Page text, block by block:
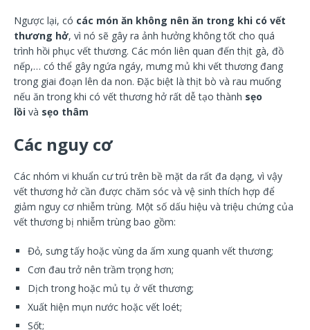
Ngược lại, có các món ăn không nên ăn trong khi có vết
thương hở, vì nó sẽ gây ra ảnh hưởng không tốt cho quá
trình hồi phục vết thương. Các món liên quan đến thịt gà, đồ
nếp,… có thể gây ngứa ngáy, mưng mủ khi vết thương đang
trong giai đoạn lên da non. Đặc biệt là thịt bò và rau muống
nếu ăn trong khi có vết thương hở rất dễ tạo thành sẹo
lồi và sẹo thâm
Các nguy cơ
Các nhóm vi khuẩn cư trú trên bề mặt da rất đa dạng, vì vậy
vết thương hở cần được chăm sóc và vệ sinh thích hợp để
giảm nguy cơ nhiễm trùng. Một số dấu hiệu và triệu chứng của
vết thương bị nhiễm trùng bao gồm:
Đỏ, sưng tấy hoặc vùng da ấm xung quanh vết thương;
Cơn đau trở nên trầm trọng hơn;
Dịch trong hoặc mủ tụ ở vết thương;
Xuất hiện mụn nước hoặc vết loét;
Sốt;